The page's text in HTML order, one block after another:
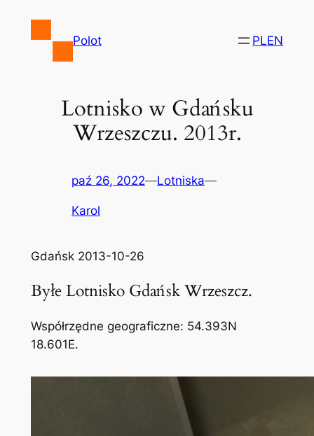
Polot PLEN
Lotnisko w Gdańsku
Wrzeszczu. 2013r.
paź 26, 2022—Lotniska—
Karol
Gdańsk 2013-10-26
Byłe Lotnisko Gdańsk Wrzeszcz.
Współrzędne geograficzne: 54.393N
18.601E.